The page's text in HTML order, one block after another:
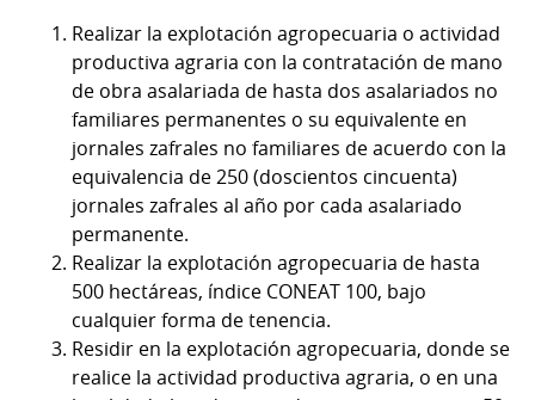
Realizar la explotación agropecuaria o actividad
productiva agraria con la contratación de mano
de obra asalariada de hasta dos asalariados no
familiares permanentes o su equivalente en
jornales zafrales no familiares de acuerdo con la
equivalencia de 250 (doscientos cincuenta)
jornales zafrales al año por cada asalariado
permanente.
Realizar la explotación agropecuaria de hasta
500 hectáreas, índice CONEAT 100, bajo
cualquier forma de tenencia.
Residir en la explotación agropecuaria, donde se
realice la actividad productiva agraria, o en una